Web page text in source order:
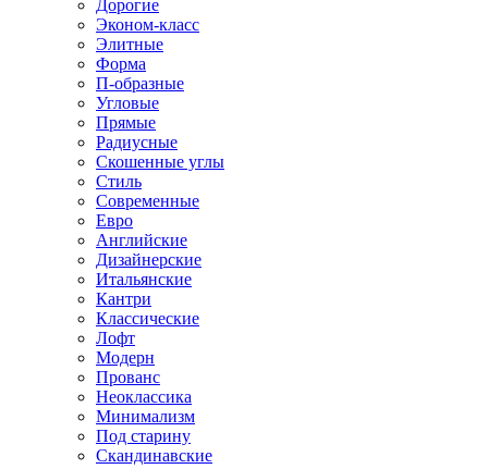
Дорогие
Эконом-класс
Элитные
Форма
П-образные
Угловые
Прямые
Радиусные
Скошенные углы
Стиль
Современные
Евро
Английские
Дизайнерские
Итальянские
Кантри
Классические
Лофт
Модерн
Прованс
Неоклассика
Минимализм
Под старину
Скандинавские